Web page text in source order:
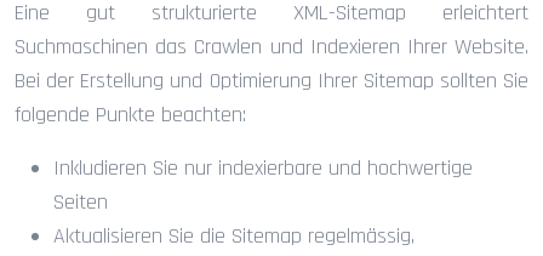
Eine gut strukturierte XML-Sitemap erleichtert
Suchmaschinen das Crawlen und Indexieren Ihrer Website.
Bei der Erstellung und Optimierung Ihrer Sitemap sollten Sie
folgende Punkte beachten:
Inkludieren Sie nur indexierbare und hochwertige
Seiten
Aktualisieren Sie die Sitemap regelmässig,